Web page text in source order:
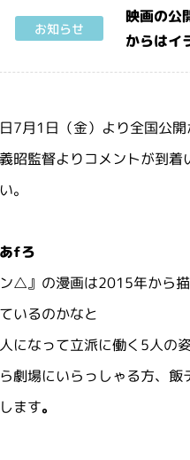
お知らせ
映画の公
からはイ
7月1日（金）より全国公
昭監督よりコメントが到
。
fろ
ン△』の漫画は2015年から
いるのかなと
になって立派に働く5人の
劇場にいらっしゃる方、
ます。